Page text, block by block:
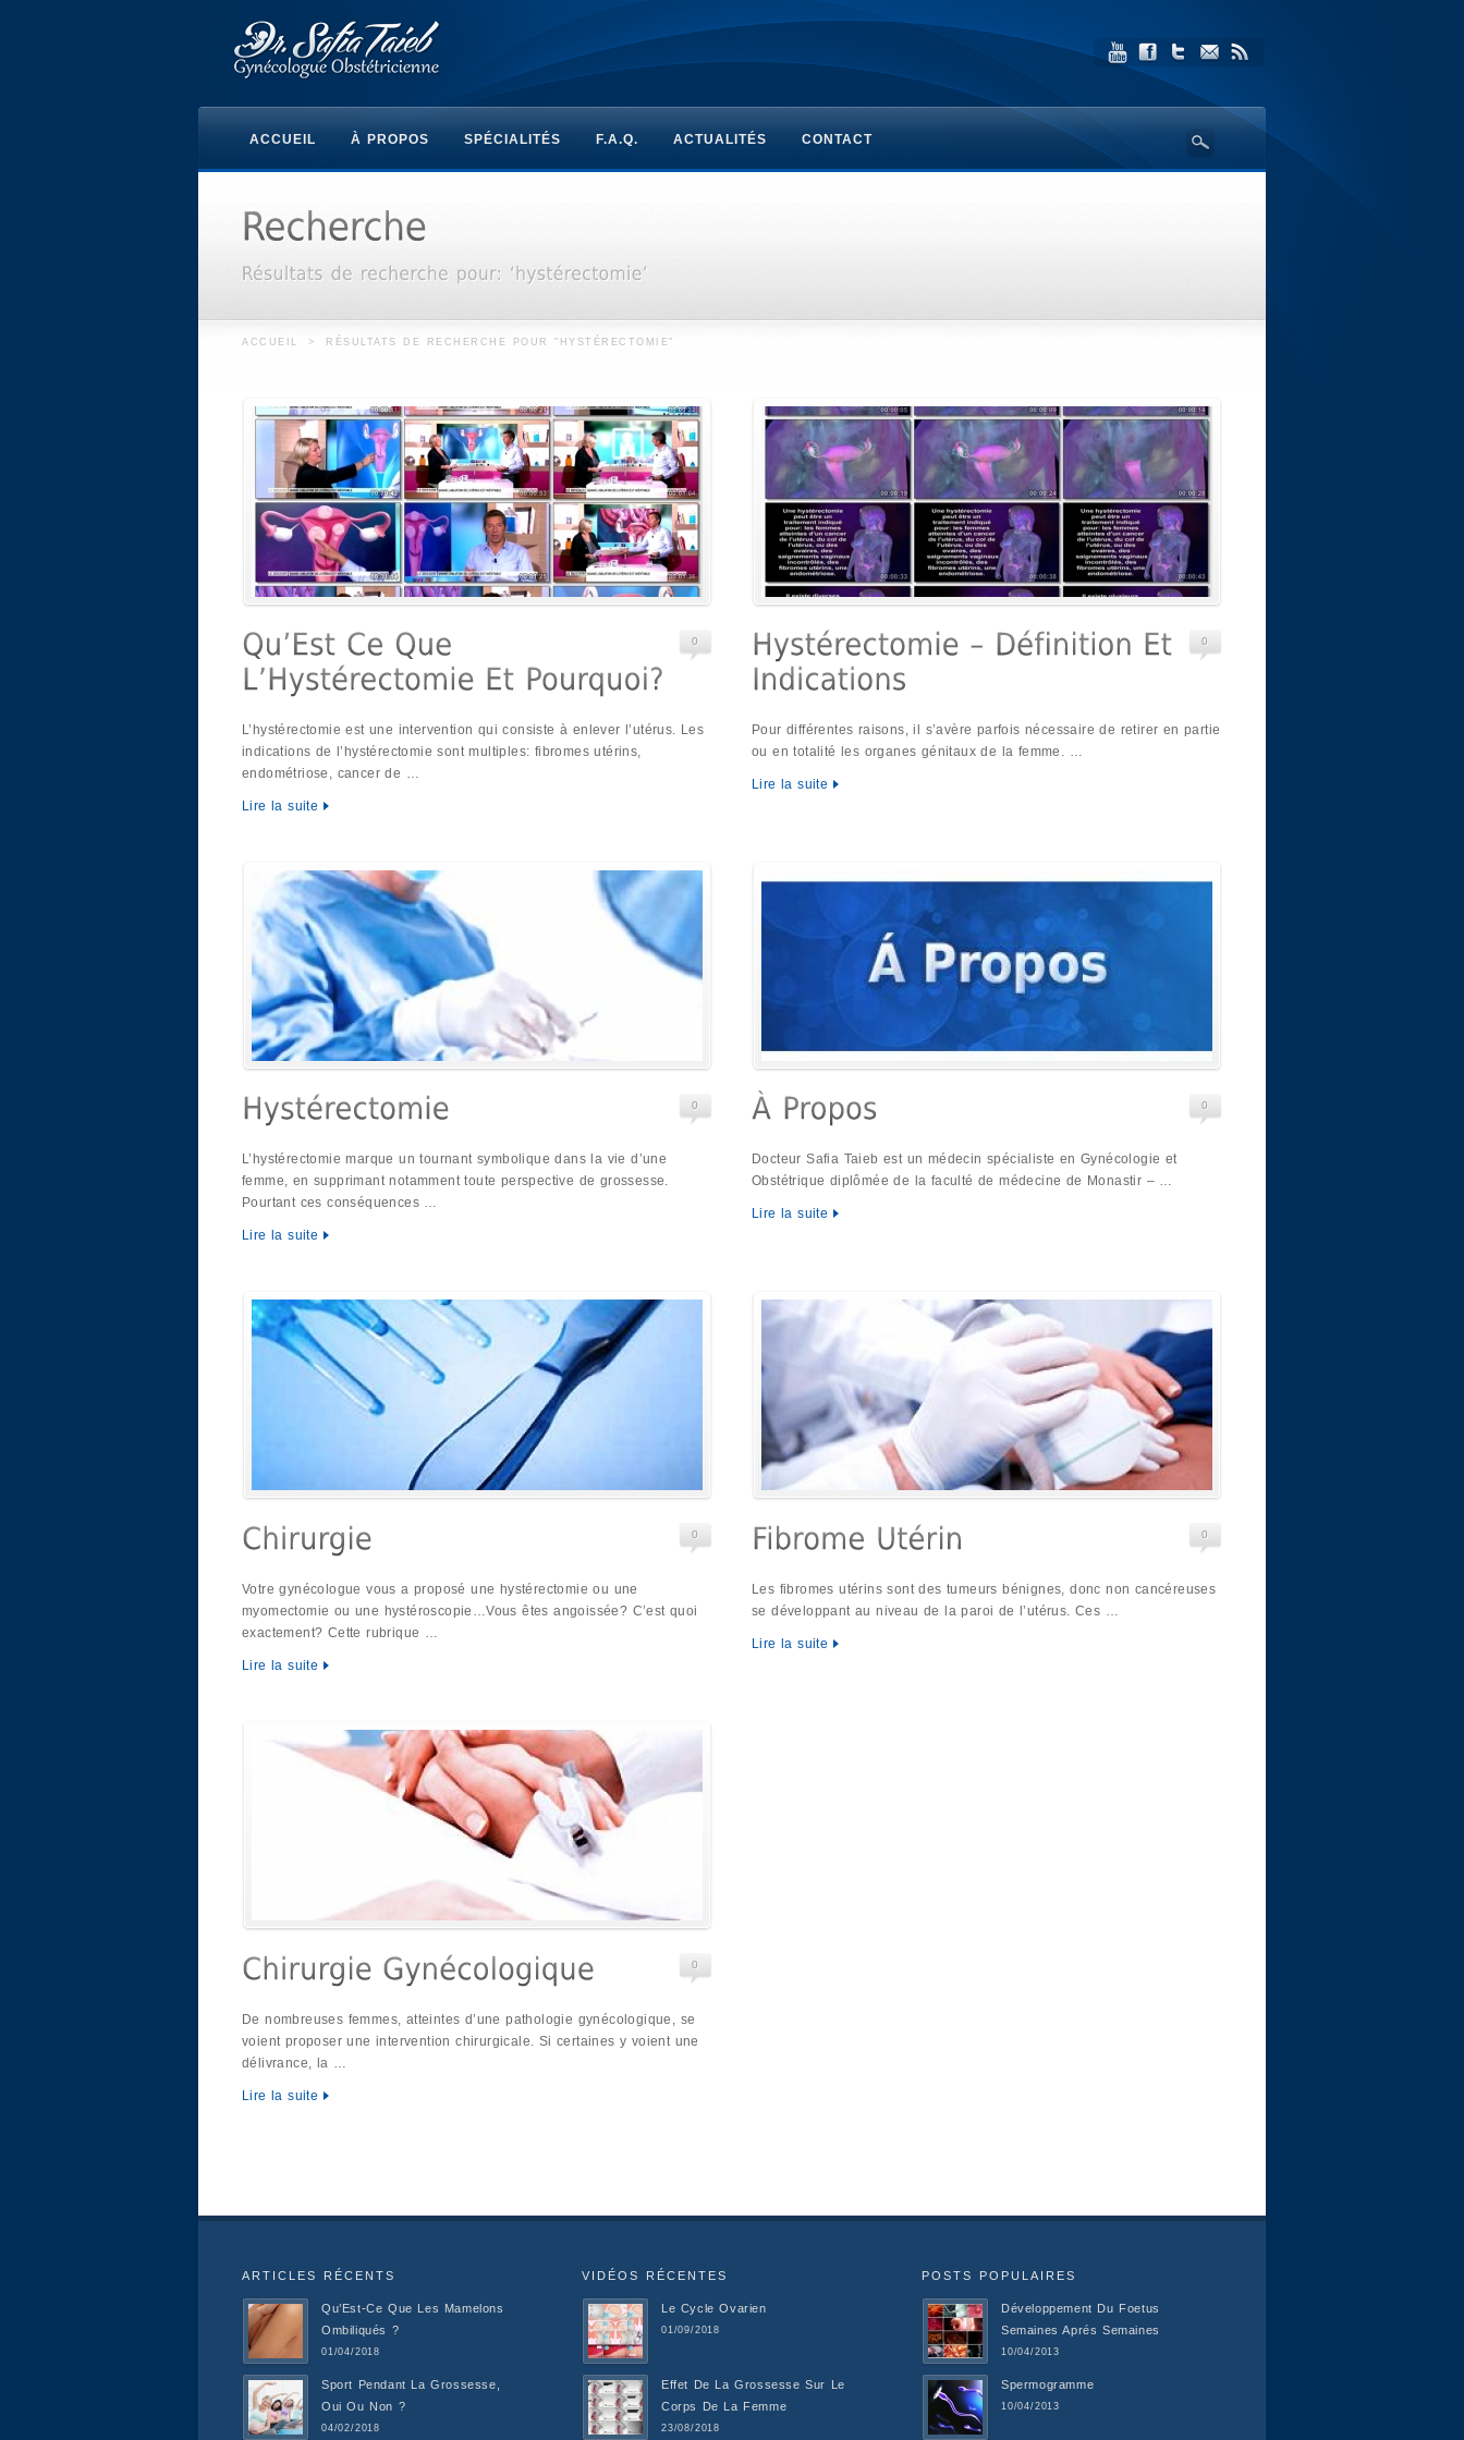
ACCUEIL À PROPOS SPÉCIALITÉS F.A.Q. ACTUALITÉS CONTACT
ACCUEIL > RÉSULTATS DE RECHERCHE POUR "HYSTÉRECTOMIE"
0
L’hystérectomie est une intervention qui consiste à enlever l’utérus. Les
indications de l’hystérectomie sont multiples: fibromes utérins,
endométriose, cancer de …
Lire la suite
0
Pour différentes raisons, il s’avère parfois nécessaire de retirer en partie
ou en totalité les organes génitaux de la femme. …
Lire la suite
0
L’hystérectomie marque un tournant symbolique dans la vie d’une
femme, en supprimant notamment toute perspective de grossesse.
Pourtant ces conséquences …
Lire la suite
0
Docteur Safia Taieb est un médecin spécialiste en Gynécologie et
Obstétrique diplômée de la faculté de médecine de Monastir – …
Lire la suite
0
Votre gynécologue vous a proposé une hystérectomie ou une
myomectomie ou une hystéroscopie…Vous êtes angoissée? C’est quoi
exactement? Cette rubrique …
Lire la suite
0
Les fibromes utérins sont des tumeurs bénignes, donc non cancéreuses
se développant au niveau de la paroi de l’utérus. Ces …
Lire la suite
0
De nombreuses femmes, atteintes d’une pathologie gynécologique, se
voient proposer une intervention chirurgicale. Si certaines y voient une
délivrance, la …
Lire la suite
ARTICLES RÉCENTS
Qu’Est-Ce Que Les Mamelons
Ombiliqués ?
01/04/2018
Sport Pendant La Grossesse,
Oui Ou Non ?
04/02/2018
VIDÉOS RÉCENTES
Le Cycle Ovarien
01/09/2018
Effet De La Grossesse Sur Le
Corps De La Femme
23/08/2018
POSTS POPULAIRES
Développement Du Foetus
Semaines Aprés Semaines
10/04/2013
Spermogramme
10/04/2013